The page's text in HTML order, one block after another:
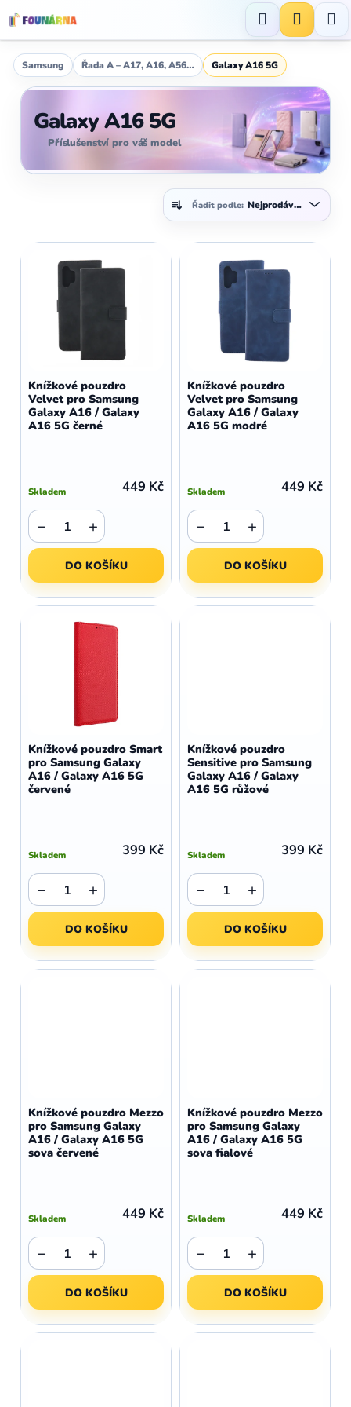
na
obsah
Hledat
Samsung Řada A – A17, A16, A56… Galaxy A16 5G
Galaxy A16 5G
Příslušenství pro váš model
Ř
a
e
Řadit podle: Nejprodávanější
ý
o
d
u
ů
Knížkové pouzdro
Velvet pro Samsung
Galaxy A16 / Galaxy
A16 5G černé
Skladem 449 Kč
+
−
DO KOŠÍKU
Knížkové pouzdro
Velvet pro Samsung
Galaxy A16 / Galaxy
A16 5G modré
Skladem 449 Kč
+
−
DO KOŠÍKU
Knížkové pouzdro Smart
pro Samsung Galaxy
A16 / Galaxy A16 5G
červené
Skladem 399 Kč
+
−
DO KOŠÍKU
Knížkové pouzdro
Sensitive pro Samsung
Galaxy A16 / Galaxy
A16 5G růžové
Skladem 399 Kč
+
−
DO KOŠÍKU
Knížkové pouzdro Mezzo
pro Samsung Galaxy
A16 / Galaxy A16 5G
sova červené
Skladem 449 Kč
+
−
DO KOŠÍKU
Knížkové pouzdro Mezzo
pro Samsung Galaxy
A16 / Galaxy A16 5G
sova fialové
Skladem 449 Kč
+
−
DO KOŠÍKU